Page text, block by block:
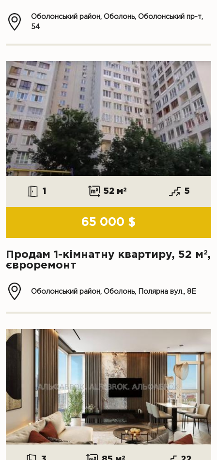
Оболонський район, Оболонь, Оболонський пр-т,
54
1 52 м2 5
65 000 $
Продам 1-кімнатну квартиру, 52 м2,
євроремонт
Оболонський район, Оболонь, Полярна вул., 8Е
2